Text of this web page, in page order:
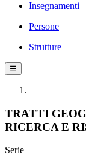
Insegnamenti
Persone
Strutture
☰
TRATTI
RICERCA E
Serie